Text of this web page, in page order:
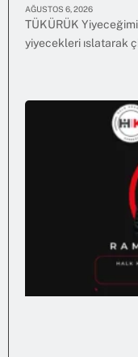
AĞUSTOS 6, 2026
TÜKÜRÜK
yiyecekleri ıslatarak